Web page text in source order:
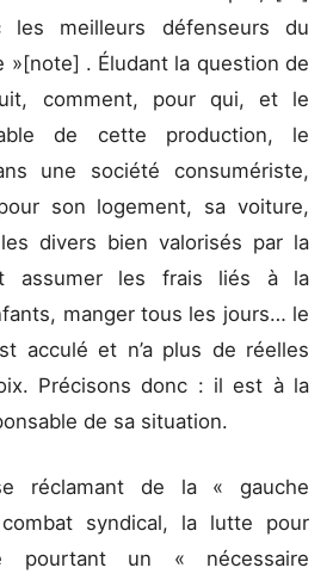
les meilleurs défenseurs du
»[note] . Éludant la question de
comment, pour qui, et le
de cette production, le
une société consumériste,
son logement, sa voiture,
divers bien valorisés par la
assumer les frais liés à la
manger tous les jours… le
acculé et n’a plus de réelles
Précisons donc : il est à la
de sa situation.
réclamant de la « gauche
syndical, la lutte pour
pourtant un « nécessaire